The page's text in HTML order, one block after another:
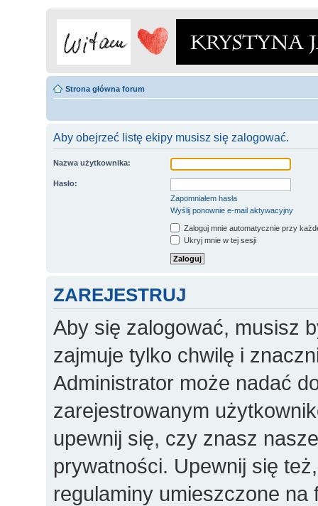
Strona główna forum
Aby obejrzeć listę ekipy musisz się zalogować.
Nazwa użytkownika:
Hasło:
Zapomniałem hasła
Wyślij ponownie e-mail aktywacyjny
Zaloguj mnie automatycznie przy
Ukryj mnie w tej sesji
ZAREJESTRUJ
Aby się zalogować, musisz
zajmuje tylko chwilę i
Administrator może nadać
zarejestrowanym
upewnij się, czy znasz
prywatności. Upewnij się
regulaminy umieszczone na